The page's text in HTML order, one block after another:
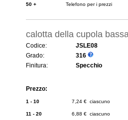
50 + Telefono per i prezzi
calotta della cupola
Codice:
JSLE08
Grado:
316
Finitura:
Specchio
Prezzo:
1 - 10 7,24 € ciascuno
11 - 20 6,88 € ciascuno